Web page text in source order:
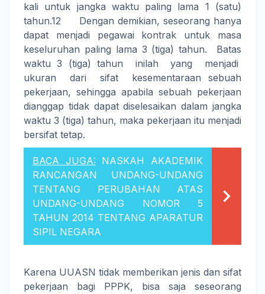
kali untuk jangka waktu paling lama 1 (satu)
tahun.12 Dengan demikian, seseorang hanya
dapat menjadi pegawai kontrak untuk masa
keseluruhan paling lama 3 (tiga) tahun. Batas
waktu 3 (tiga) tahun inilah yang menjadi
ukuran dari sifat kesementaraan sebuah
pekerjaan, sehingga apabila sebuah pekerjaan
dianggap tidak dapat diselesaikan dalam jangka
waktu 3 (tiga) tahun, maka pekerjaan itu menjadi
bersifat tetap.
BACA JUGA: NASKAH AKADEMIK
RANCANGAN UNDANG-UNDANG
TENTANG PERUBAHAN ATAS
UNDANG-UNDANG NOMOR 5
TAHUN 2014 TENTANG APARATUR
SIPIL NEGARA
Karena UUASN tidak memberikan jenis dan sifat
pekerjaan bagi PPPK, bisa saja seseorang